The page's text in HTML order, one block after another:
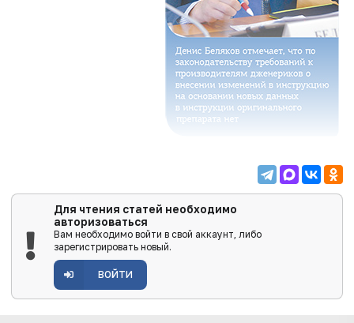
Для чтения статей необходимо
авторизоваться
Вам необходимо войти в свой аккаунт, либо
зарегистрировать новый.
ВОЙТИ